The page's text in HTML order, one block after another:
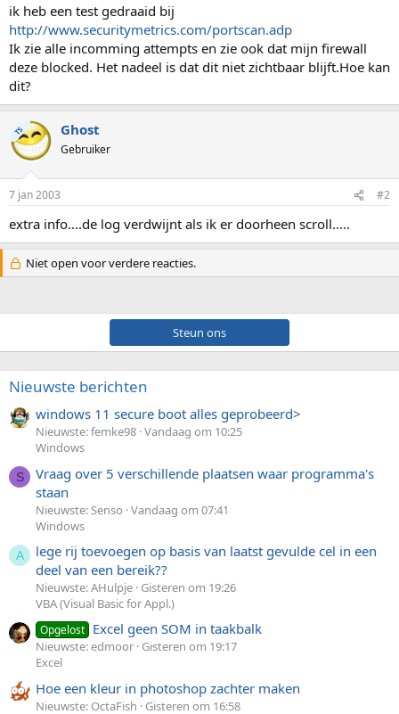
ik heb een test gedraaid bij
http://www.securitymetrics.com/portscan.adp
Ik zie alle incomming attempts en zie ook dat mijn firewall
deze blocked. Het nadeel is dat dit niet zichtbaar blijft.Hoe kan
dit?
TS Ghost
Gebruiker
7 jan 2003 #2
extra info....de log verdwijnt als ik er doorheen scroll.....
Niet open voor verdere reacties.
Steun ons
Nieuwste berichten
windows 11 secure boot alles geprobeerd>
Nieuwste: femke98 Vandaag om 10:25
Windows
S
Vraag over 5 verschillende plaatsen waar programma's
staan
Nieuwste: Senso Vandaag om 07:41
Windows
A
lege rij toevoegen op basis van laatst gevulde cel in een
deel van een bereik??
Nieuwste: AHulpje Gisteren om 19:26
VBA (Visual Basic for Appl.)
Opgelost Excel geen SOM in taakbalk
Nieuwste: edmoor Gisteren om 19:17
Excel
Hoe een kleur in photoshop zachter maken
Nieuwste: OctaFish
Gisteren om 16:58